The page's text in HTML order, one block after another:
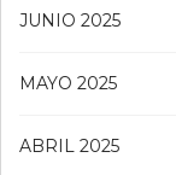
JUNIO 2025
MAYO 2025
ABRIL 2025